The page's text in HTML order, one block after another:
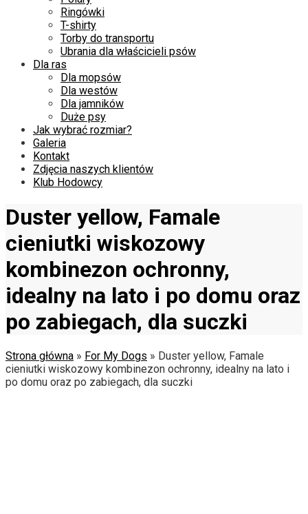
Ringówki
T-shirty
Torby do transportu
Ubrania dla właścicieli psów
Dla ras
Dla mopsów
Dla westów
Dla jamników
Duże psy
Jak wybrać rozmiar?
Galeria
Kontakt
Zdjęcia naszych klientów
Klub Hodowcy
Duster yellow, Famale
cieniutki wiskozowy
kombinezon ochronny,
idealny na lato i po domu oraz
po zabiegach, dla suczki
Strona główna » For My Dogs » Duster yellow, Famale
cieniutki wiskozowy kombinezon ochronny, idealny na lato i
po domu oraz po zabiegach, dla suczki